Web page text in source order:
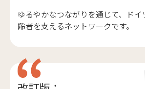
ゆるやかなつながりを通じて、ド
齢者を支えるネットワークです。